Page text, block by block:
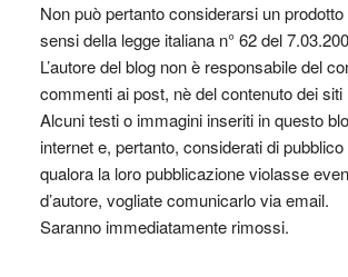
Non può pertanto considerarsi un
sensi della legge italiana n° 62 del
L’autore del blog non è responsabile del
commenti ai post, nè del contenuto dei siti
Alcuni testi o immagini inseriti in questo
internet e, pertanto, considerati di
qualora la loro pubblicazione violasse
d’autore, vogliate comunicarlo via email.
Saranno immediatamente rimossi.